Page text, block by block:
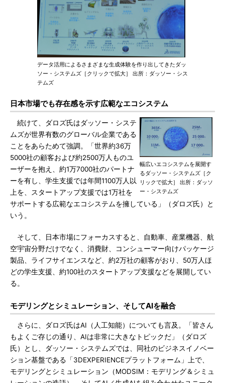
データ活用によるさまざまな生成体験を作り出してきたダッ
ソー・システムズ［クリックで拡大］ 出所：ダッソー・シス
テムズ
日本市場でも存在感を示す広範なエコシステム
幅広いエコシステムを展開す
るダッソー・システムズ［ク
リックで拡大］ 出所：ダッソ
ー・システムズ
続けて、ダロズ氏はダッソー・システ
ムズが世界有数のグローバル企業である
ことをあらためて強調。「世界約36万
5000社の顧客および約2500万人ものユ
ーザーを抱え、約1万7000社のパートナ
ーを有し、学生支援では年間1100万人以
上を、スタートアップ支援では1万社を
サポートする広範なエコシステムを擁している」（ダロズ氏）と
いう。
そして、日本市場にフォーカスすると、自動車、産業機器、航
空宇宙分野だけでなく、消費財、コンシューマー向けパッケージ
製品、ライフサイエンスなど、約2万社の顧客がおり、50万人ほ
どの学生支援、約100社のスタートアップ支援などを展開してい
る。
モデリングとシミュレーション、そしてAIを融合
さらに、ダロズ氏はAI（人工知能）についても言及。「皆さん
もよくご存じの通り、AIは非常に大きなトピックだ」（ダロズ
氏）とし、ダッソー・システムズでは、同社のビジネスイノベー
ション基盤である「3DEXPERIENCEプラットフォーム」上で、
モデリングとシミュレーション（MODSIM：モデリング＆シミュ